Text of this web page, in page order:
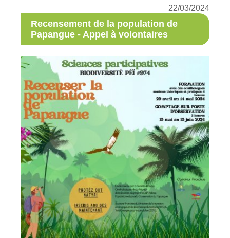
22/03/2024
Recensement de la population de
Papangue - Appel à volontaires